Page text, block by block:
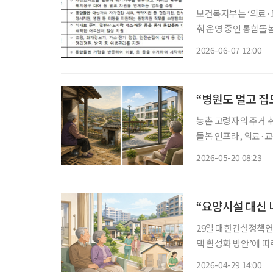
보건복지부는 ‘의료
춰 운영 중인 통합돌
2026-06-07 12:00
“병원도 멀고
농촌 고령자의 주거
돌봄 인프라, 의료·
2026-05-20 08:23
“요양시설 대신
29일 대한건설정책
택 활성화 방안’에
2026-04-29 14:00